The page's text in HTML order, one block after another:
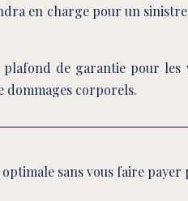
en charge pour un
de garantie pour
dommages corporels.
sans vous faire